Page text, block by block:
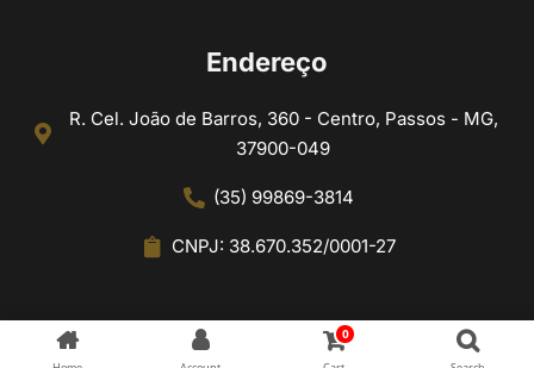
Endereço
R. Cel. João de Barros, 360 - Centro, Passos - MG,
37900-049
(35) 99869-3814
CNPJ: 38.670.352/0001-27
0